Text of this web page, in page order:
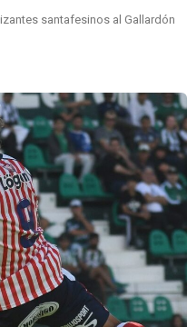
santafesinos al Gallardón